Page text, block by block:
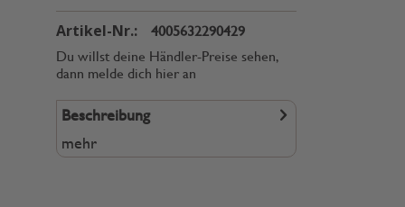
Artikel-Nr.:
4005632290429
Du willst deine Händler-Preise sehen,
dann melde dich hier an
Beschreibung
mehr